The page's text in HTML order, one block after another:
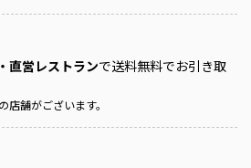
直営レストランで送料無料でお引き取
店舗がございます。